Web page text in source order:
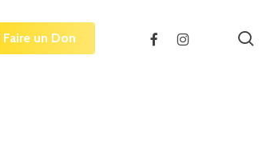
un Don facebookinstagram